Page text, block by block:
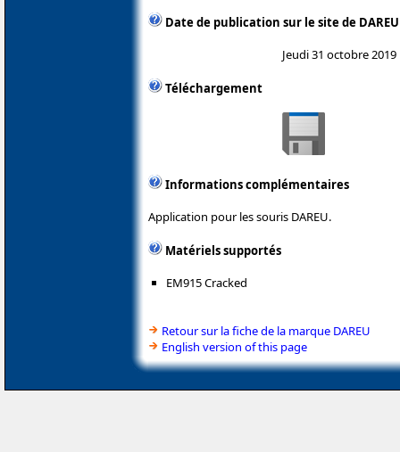
Date de publication sur le site de DAREU
Jeudi 31 octobre 2019
Téléchargement
Informations complémentaires
Application pour les souris DAREU.
Matériels supportés
EM915 Cracked
Retour sur la fiche de la marque DAREU
English version of this page